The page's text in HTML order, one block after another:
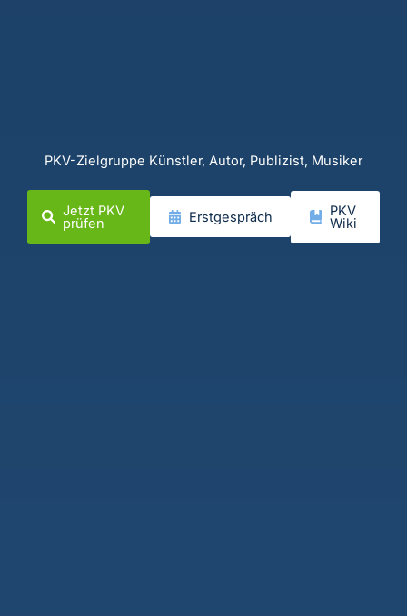
PKV-Zielgruppe Künstler, Autor, Publizist, Musiker
Jetzt PKV
prüfen Erstgespräch PKV
Wiki